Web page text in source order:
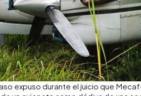
expuso durante el juicio que